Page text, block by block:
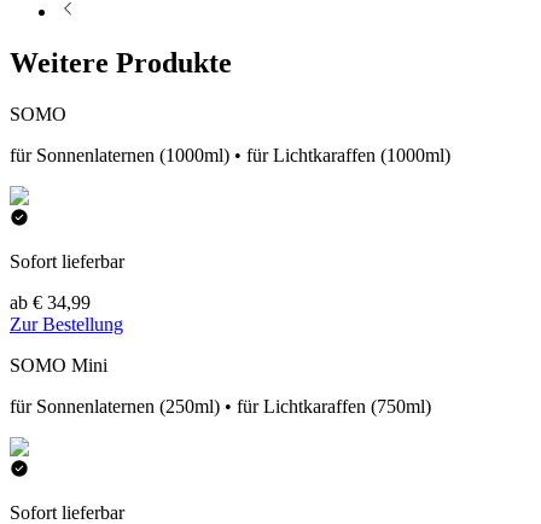
Weitere Produkte
SOMO
für Sonnenlaternen (1000ml) • für Lichtkaraffen (1000ml)
Sofort lieferbar
ab € 34,99
Zur Bestellung
SOMO Mini
für Sonnenlaternen (250ml) • für Lichtkaraffen (750ml)
Sofort lieferbar